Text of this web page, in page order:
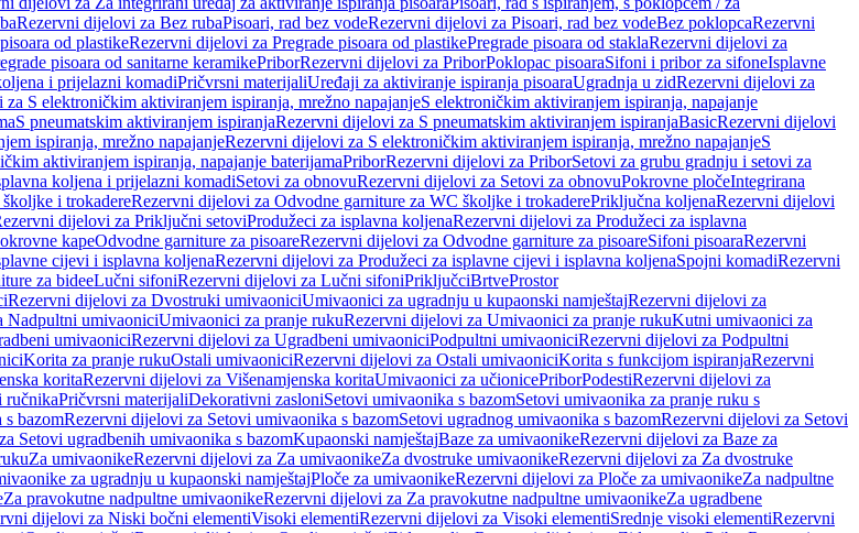
Rezervni dijelovi za Bez rubaPisoari, rad bez vodeRezervni dijelovi za Pisoari, rad bez vodeBez poklopcaRezervni
od plastikeRezervni dijelovi za Pregrade pisoara od plastikePregrade pisoara od staklaRezervni dijelovi za
pisoara od sanitarne keramikePriborRezervni dijelovi za PriborPoklopac pisoaraSifoni i pribor za sifoneIsplavne
i prijelazni komadiPričvrsni materijaliUređaji za aktiviranje ispiranja pisoaraUgradnja u zidRezervni dijelovi za
S elektroničkim aktiviranjem ispiranja, mrežno napajanjeS elektroničkim aktiviranjem ispiranja, napajanje
S pneumatskim aktiviranjem ispiranjaRezervni dijelovi za S pneumatskim aktiviranjem ispiranjaBasicRezervni dijelovi
ispiranja, mrežno napajanjeRezervni dijelovi za S elektroničkim aktiviranjem ispiranja, mrežno napajanjeS
aktiviranjem ispiranja, napajanje baterijamaPriborRezervni dijelovi za PriborSetovi za grubu gradnju i setovi za
koljena i prijelazni komadiSetovi za obnovuRezervni dijelovi za Setovi za obnovuPokrovne pločeIntegrirana
i trokadereRezervni dijelovi za Odvodne garniture za WC školjke i trokaderePriključna koljenaRezervni dijelovi
dijelovi za Priključni setoviProdužeci za isplavna koljenaRezervni dijelovi za Produžeci za isplavna
kapeOdvodne garniture za pisoareRezervni dijelovi za Odvodne garniture za pisoareSifoni pisoaraRezervni
cijevi i isplavna koljenaRezervni dijelovi za Produžeci za isplavne cijevi i isplavna koljenaSpojni komadiRezervni
za bideeLučni sifoniRezervni dijelovi za Lučni sifoniPriključciBrtveProstor
Rezervni dijelovi za Dvostruki umivaoniciUmivaonici za ugradnju u kupaonski namještajRezervni dijelovi za
Nadpultni umivaoniciUmivaonici za pranje rukuRezervni dijelovi za Umivaonici za pranje rukuKutni umivaonici za
umivaoniciRezervni dijelovi za Ugradbeni umivaoniciPodpultni umivaoniciRezervni dijelovi za Podpultni
Korita za pranje rukuOstali umivaoniciRezervni dijelovi za Ostali umivaoniciKorita s funkcijom ispiranjaRezervni
koritaRezervni dijelovi za Višenamjenska koritaUmivaonici za učionicePriborPodestiRezervni dijelovi za
ručnikaPričvrsni materijaliDekorativni zasloniSetovi umivaonika s bazomSetovi umivaonika za pranje ruku s
s bazomRezervni dijelovi za Setovi umivaonika s bazomSetovi ugradnog umivaonika s bazomRezervni dijelovi za Setovi
Setovi ugradbenih umivaonika s bazomKupaonski namještajBaze za umivaonikeRezervni dijelovi za Baze za
Za umivaonikeRezervni dijelovi za Za umivaonikeZa dvostruke umivaonikeRezervni dijelovi za Za dvostruke
za ugradnju u kupaonski namještajPloče za umivaonikeRezervni dijelovi za Ploče za umivaonikeZa nadpultne
Za pravokutne nadpultne umivaonikeRezervni dijelovi za Za pravokutne nadpultne umivaonikeZa ugradbene
dijelovi za Niski bočni elementiVisoki elementiRezervni dijelovi za Visoki elementiSrednje visoki elementiRezervni